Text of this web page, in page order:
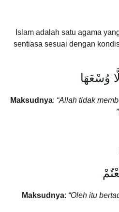
Islam adalah satu agama
sentiasa sesuai dengan
وُسْعَهَا
Maksudnya: “Allah tidak
Maksudnya: “Oleh itu